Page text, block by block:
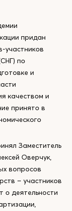
придан
участников
по
и
качеством и
принято в
Заместитель
Оверчук,
вопросов
– участников
о деятельности